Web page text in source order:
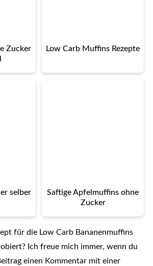
Zucker
Low Carb Muffins Rezepte
selber
Saftige Apfelmuffins ohne
Zucker
für die Low Carb Bananenmuffins
Ich freue mich immer, wenn du
einen Kommentar mit einer